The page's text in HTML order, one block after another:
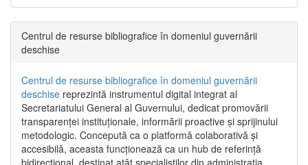
Centrul de resurse bibliografice în domeniul guvernării
deschise
Centrul de resurse bibliografice în domeniul guvernării
deschise reprezintă instrumentul digital integrat al
Secretariatului General al Guvernului, dedicat promovării
transparenței instituționale, informării proactive și sprijinului
metodologic. Concepută ca o platformă colaborativă și
accesibilă, aceasta funcționează ca un hub de referință
bidirecțional, destinat atât specialiștilor din administrația